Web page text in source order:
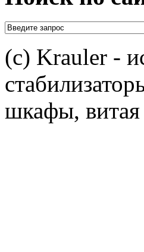
(c) Krauler -
шкафы, витая